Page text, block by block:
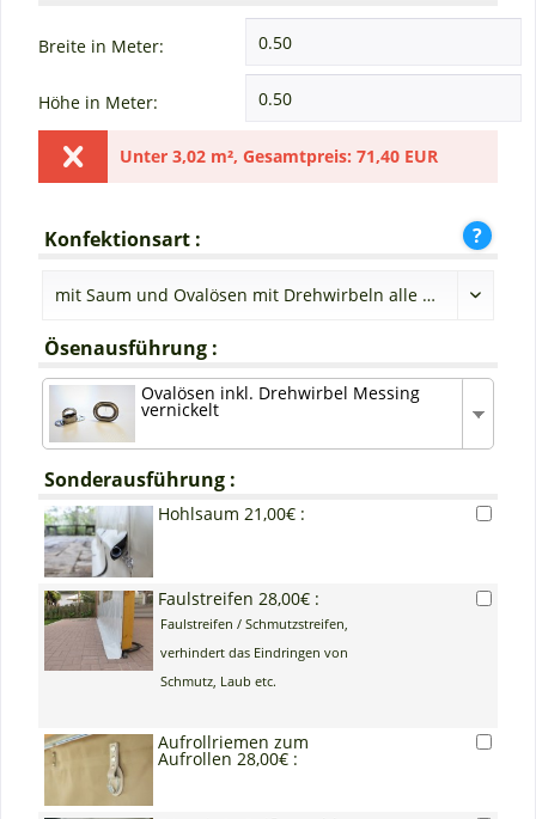
Breite in Meter:
Höhe in Meter:
Unter 3,02 m², Gesamtpreis: 71,40 EUR
Konfektionsart :
Ösenausführung :
Ovalösen inkl. Drehwirbel Messing
vernickelt
Sonderausführung :
Hohlsaum 21,00€ :
Faulstreifen 28,00€ :
Faulstreifen / Schmutzstreifen,
verhindert das Eindringen von
Schmutz, Laub etc.
Aufrollriemen zum
Aufrollen 28,00€ :